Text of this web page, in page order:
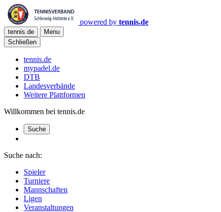
powered by tennis.de
tennis.de
Menu
Schließen
tennis.de
mypadel.de
DTB
Landesverbände
Weitere Plattformen
Willkommen bei tennis.de
Suche
Suche nach:
Spieler
Turniere
Mannschaften
Ligen
Veranstaltungen